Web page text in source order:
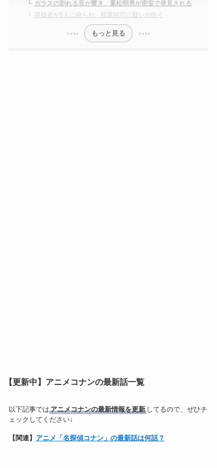
ガラスの割れる音が響き、重松明男が密室で発見される
容疑者が5人に絞られ、桜庭祐司に疑いが向く
もっと見る
【更新中】アニメコナンの最新話一覧
以下記事ではアニメコナンの最新情報を更新してるので、ぜひチ
ェックしてください↓
【関連】 アニメ「名探偵コナン」の最新話は何話？